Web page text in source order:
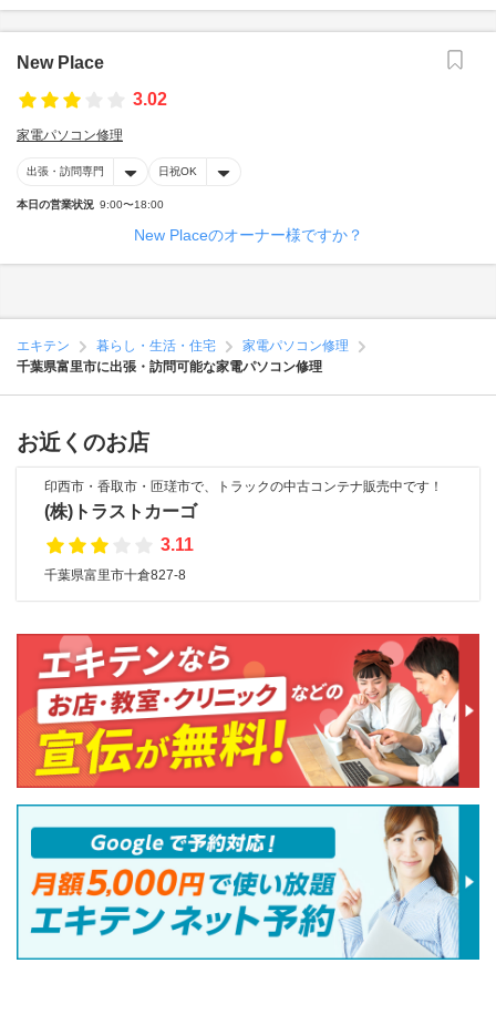
New Place
3.02
家電パソコン修理
出張・訪問専門 日祝OK
本日の営業状況 9:00〜18:00
New Placeのオーナー様ですか？
エキテン 暮らし・生活・住宅
家電パソコン修理
千葉県富里市に出張・訪問可能な家電パソコン修理
お近くのお店
印西市・香取市・匝瑳市で、トラックの中古コンテナ販売中です！
(株)トラストカーゴ
3.11
千葉県富里市十倉827-8